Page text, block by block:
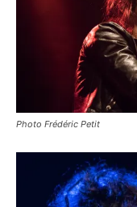
Photo Frédéric Petit